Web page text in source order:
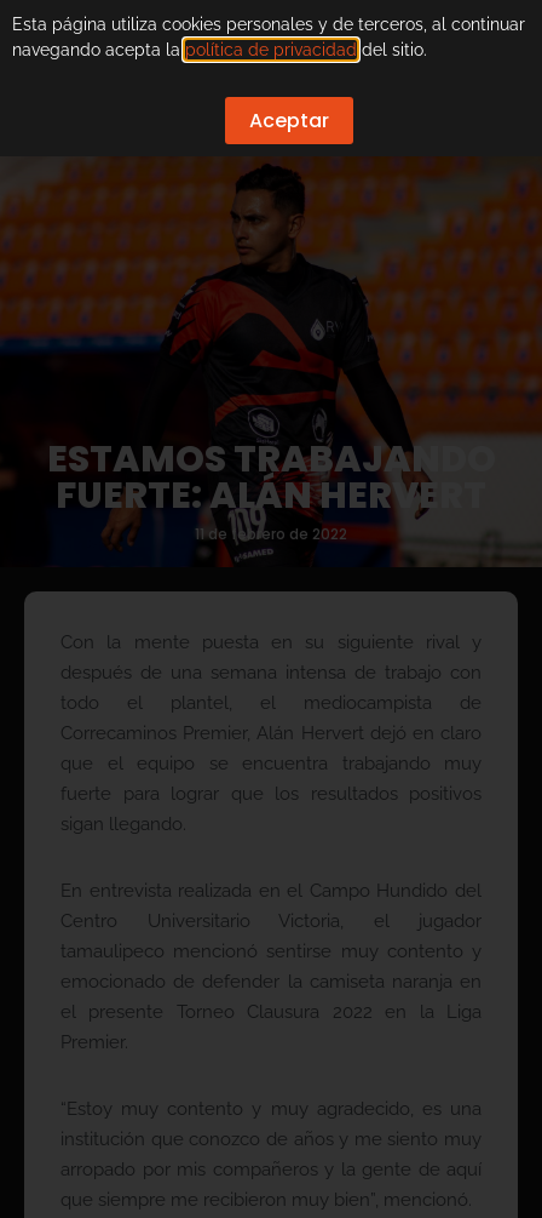
ESTAMOS TRABAJANDO
FUERTE: ALÁN HERVERT
11 de febrero de 2022
Con la mente puesta en su siguiente rival y
después de una semana intensa de trabajo con
todo el plantel, el mediocampista de
Correcaminos Premier, Alán Hervert dejó en claro
que el equipo se encuentra trabajando muy
fuerte para lograr que los resultados positivos
sigan llegando.
En entrevista realizada en el Campo Hundido del
Centro Universitario Victoria, el jugador
tamaulipeco mencionó sentirse muy contento y
emocionado de defender la camiseta naranja en
el presente Torneo Clausura 2022 en la Liga
Premier.
“Estoy muy contento y muy agradecido, es una
institución que conozco de años y me siento muy
arropado por mis compañeros y la gente de aquí
que siempre me recibieron muy bien”, mencionó.
Esta página utiliza cookies personales y de terceros, al continuar
navegando acepta la política de privacidad del sitio.
Aceptar